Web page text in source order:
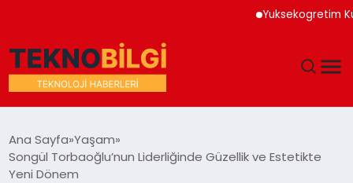
Yuksekogretim Kurumu
DÜNYA
Ana Sayfa Yaşam
Songül Torbaoğlu’nun Liderliğinde Güzellik ve Estetikte
Yeni Dönem